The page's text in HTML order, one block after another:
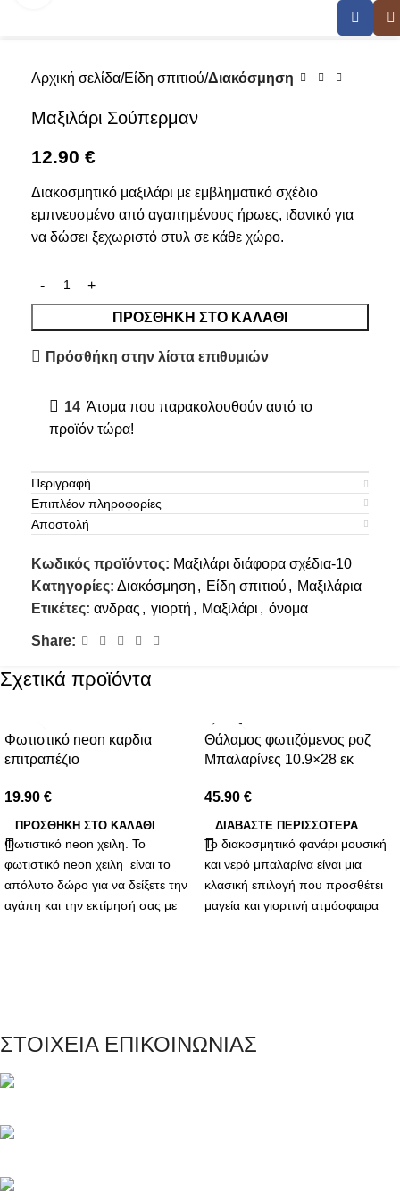
Αρχική σελίδα Είδη σπιτιού Διακόσμηση
Μαξιλάρι Σούπερμαν
12.90 €
Διακοσμητικό μαξιλάρι με εμβληματικό σχέδιο
εμπνευσμένο από αγαπημένους ήρωες, ιδανικό για
να δώσει ξεχωριστό στυλ σε κάθε χώρο.
ΠΡΟΣΘΉΚΗ ΣΤΟ ΚΑΛΆΘΙ
Πρόσθήκη στην λίστα επιθυμιών
14 Άτομα που παρακολουθούν αυτό το
προϊόν τώρα!
Περιγραφή
Επιπλέον πληροφορίες
Αποστολή
Κωδικός προϊόντος: Μαξιλάρι διάφορα σχέδια-10
Κατηγορίες: Διακόσμηση , Είδη σπιτιού , Μαξιλάρια
Ετικέτες: ανδρας , γιορτή , Μαξιλάρι , όνομα
Share:
Σχετικά προϊόντα
Φωτιστικό neon καρδια
επιτραπέζιο
19.90 €
ΠΡΟΣΘΉΚΗ ΣΤΟ ΚΑΛΆΘΙ
Φωτιστικό neon χειλη. Το
φωτιστικό neon χειλη είναι το
απόλυτο δώρο για να δείξετε την
αγάπη και την εκτίμησή σας με
παραλήπτη.
ΕΞΑΝΤ
ΛΗΜΈΝ
Ο
Θάλαμος φωτιζόμενος ροζ
Μπαλαρίνες 10.9×28 εκ
45.90 €
ΔΙΑΒΆΣΤΕ ΠΕΡΙΣΣΌΤΕΡΑ
Το διακοσμητικό φανάρι μουσική
και νερό μπαλαρίνα είναι μια
κλασική επιλογή που προσθέτει
μαγεία και γιορτινή ατμόσφαιρα
ΣΤΟΙΧΕΙΑ ΕΠΙΚΟΙΝΩΝΙΑΣ